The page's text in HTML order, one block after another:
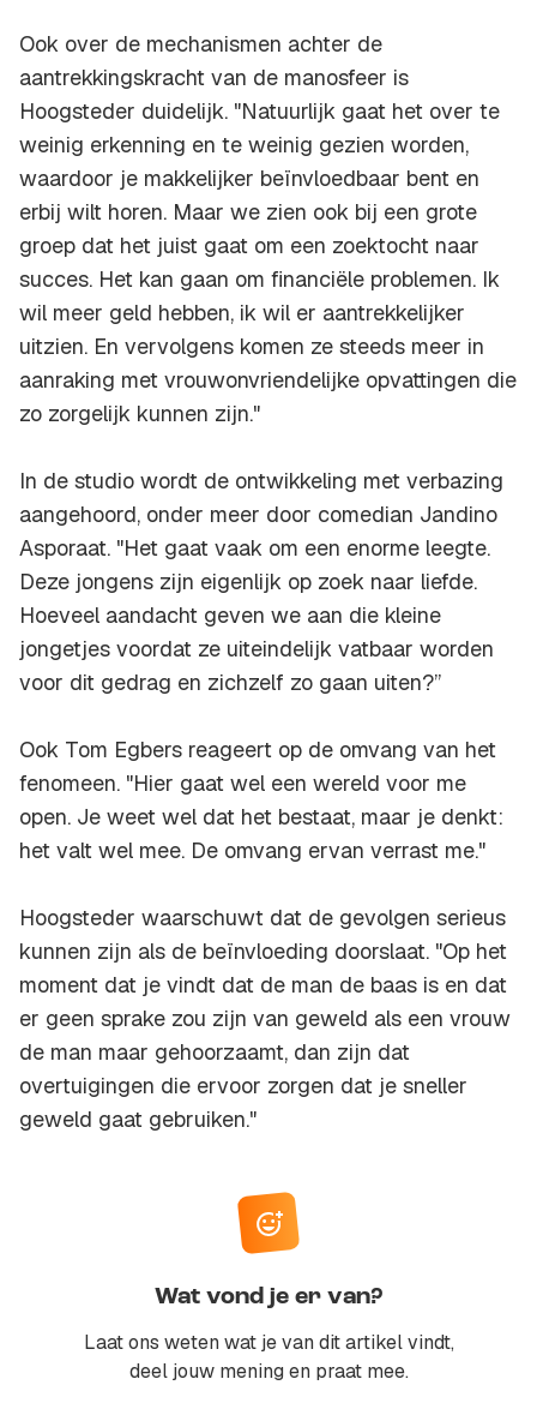
Ook over de mechanismen achter de
aantrekkingskracht van de manosfeer is
Hoogsteder duidelijk. "Natuurlijk gaat het over te
weinig erkenning en te weinig gezien worden,
waardoor je makkelijker beïnvloedbaar bent en
erbij wilt horen. Maar we zien ook bij een grote
groep dat het juist gaat om een zoektocht naar
succes. Het kan gaan om financiële problemen. Ik
wil meer geld hebben, ik wil er aantrekkelijker
uitzien. En vervolgens komen ze steeds meer in
aanraking met vrouwonvriendelijke opvattingen die
zo zorgelijk kunnen zijn."
In de studio wordt de ontwikkeling met verbazing
aangehoord, onder meer door comedian Jandino
Asporaat. "Het gaat vaak om een enorme leegte.
Deze jongens zijn eigenlijk op zoek naar liefde.
Hoeveel aandacht geven we aan die kleine
jongetjes voordat ze uiteindelijk vatbaar worden
voor dit gedrag en zichzelf zo gaan uiten?”
Ook Tom Egbers reageert op de omvang van het
fenomeen. "Hier gaat wel een wereld voor me
open. Je weet wel dat het bestaat, maar je denkt:
het valt wel mee. De omvang ervan verrast me."
Hoogsteder waarschuwt dat de gevolgen serieus
kunnen zijn als de beïnvloeding doorslaat. "Op het
moment dat je vindt dat de man de baas is en dat
er geen sprake zou zijn van geweld als een vrouw
de man maar gehoorzaamt, dan zijn dat
overtuigingen die ervoor zorgen dat je sneller
geweld gaat gebruiken."
Wat vond je er van?
Laat ons weten wat je van dit artikel vindt,
deel jouw mening en praat mee.